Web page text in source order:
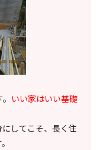
いい家はいい基礎
してこそ、長く住